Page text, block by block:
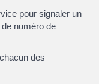
pour signaler un
numéro de
des